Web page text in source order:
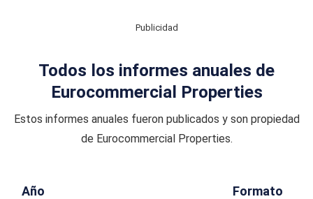
Publicidad
Todos los informes anuales de
Eurocommercial Properties
Estos informes anuales fueron publicados y son propiedad
de Eurocommercial Properties.
Año Formato